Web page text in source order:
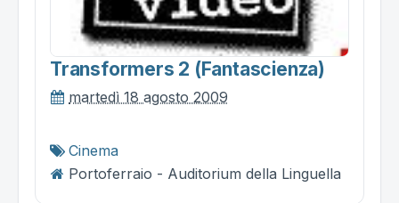
Transformers 2 (fantascienza)
martedì 18 agosto 2009
Cinema
Portoferraio - Auditorium della Linguella